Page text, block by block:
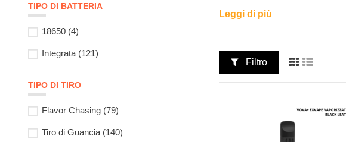
migliori brand del settore.
Leggi di più
Filtro
TIPO DI BATTERIA
18650 (4)
Integrata (121)
TIPO DI TIRO
Flavor Chasing (79)
Tiro di Guancia (140)